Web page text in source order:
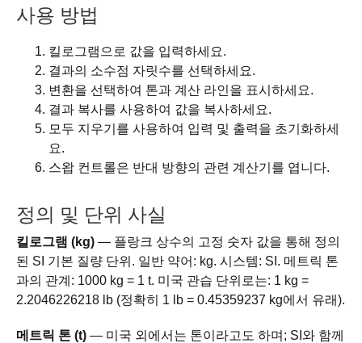
사용 방법
킬로그램으로 값을 입력하세요.
결과의 소수점 자릿수를 선택하세요.
변환을 선택하여 톤과 계산 라인을 표시하세요.
결과 복사를 사용하여 값을 복사하세요.
모두 지우기를 사용하여 입력 및 출력을 초기화하세
요.
스왑 컨트롤은 반대 방향의 관련 계산기를 엽니다.
정의 및 단위 사실
킬로그램 (kg) — 플랑크 상수의 고정 숫자 값을 통해 정의
된 SI 기본 질량 단위. 일반 약어: kg. 시스템: SI. 메트릭 톤
과의 관계: 1000 kg = 1 t. 미국 관습 단위로는: 1 kg =
2.2046226218 lb (정확히 1 lb = 0.45359237 kg에서 유래).
메트릭 톤 (t) — 미국 외에서는 톤이라고도 하며; SI와 함께